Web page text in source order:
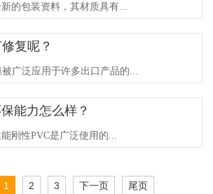
的包装资料，其材质具有...
复呢？
广泛应用于许多出口产品的...
能力怎么样？
刚性PVC是广泛使用的...
1 2 3 下一页 尾页